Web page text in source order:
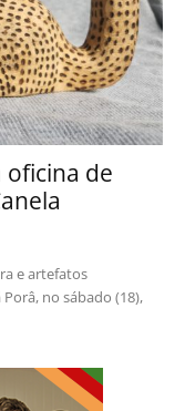
oficina de
e artefatos
no sábado (18),